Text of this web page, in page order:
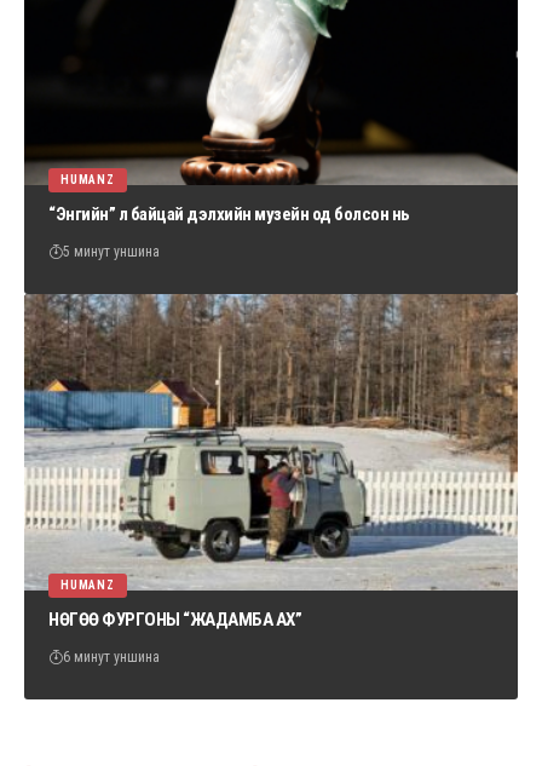
HUMANZ
“Энгийн” л байцай дэлхийн музейн од болсон нь
5 минут уншина
HUMANZ
НӨГӨӨ ФУРГОНЫ “ЖАДАМБА АХ”
6 минут уншина